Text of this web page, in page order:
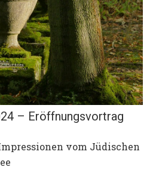
– Eröffnungsvortrag
vom Jüdischen